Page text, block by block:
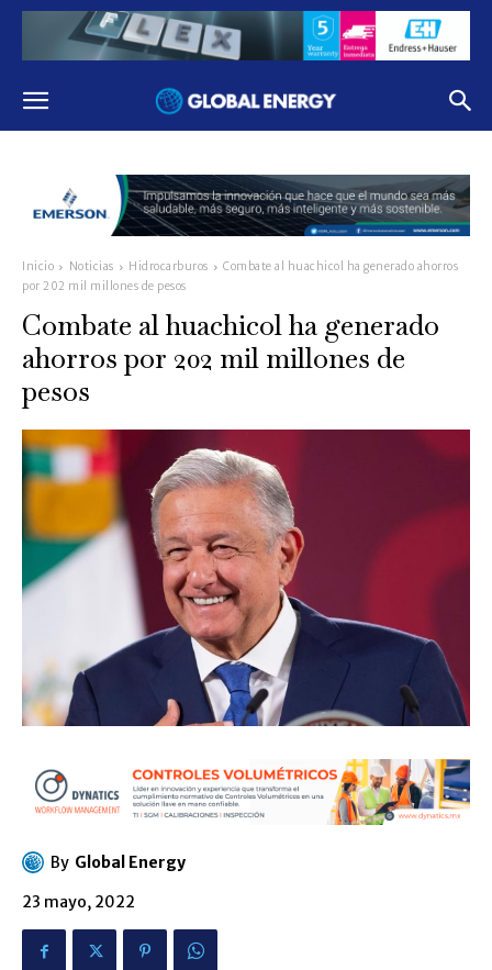
Inicio Noticias Hidrocarburos
Combate al huachicol ha generado ahorros
por 202 mil millones de pesos
Combate al huachicol ha generado
ahorros por 202 mil millones de
pesos
By Global Energy
23 mayo, 2022